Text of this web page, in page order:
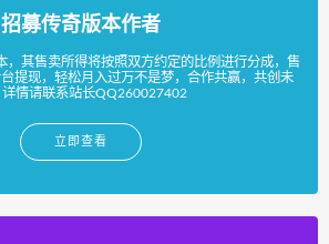
招募传奇版本作者
，其售卖所得将按照双方约定的比例进行分成，售
提现，轻松月入过万不是梦，合作共赢，共创未
详情请联系站长QQ260027402
立即查看